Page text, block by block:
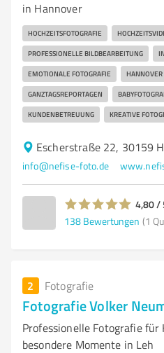
in Hannover
HOCHZEITSFOTOGRAFIE
PROFESSIONELLE BILDBEARBEITUNG
EMOTIONALE FOTOGRAFIE HANNOVER
GANZTAGSREPORTAGEN
KUNDENBETREUUNG KREATIVE
Escherstraße 22, 30159
info@nefise-foto.de
4,80 /
138 Bewertungen (1
2 Fotografie
Fotografie Volker
Professionelle Fotografie
besondere Momente in Leh